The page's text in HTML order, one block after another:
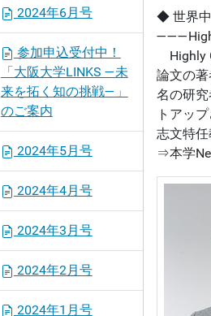
◆ 世界中
Highly
論文の
名の研
トアッ
志文特
⇒本学
2024年6月号
参加申込受付中！
「大阪大学LINKS ―未
来を拓く知の挑戦―」
のご案内
2024年5月号
2024年4月号
2024年3月号
2024年2月号
2024年1月号